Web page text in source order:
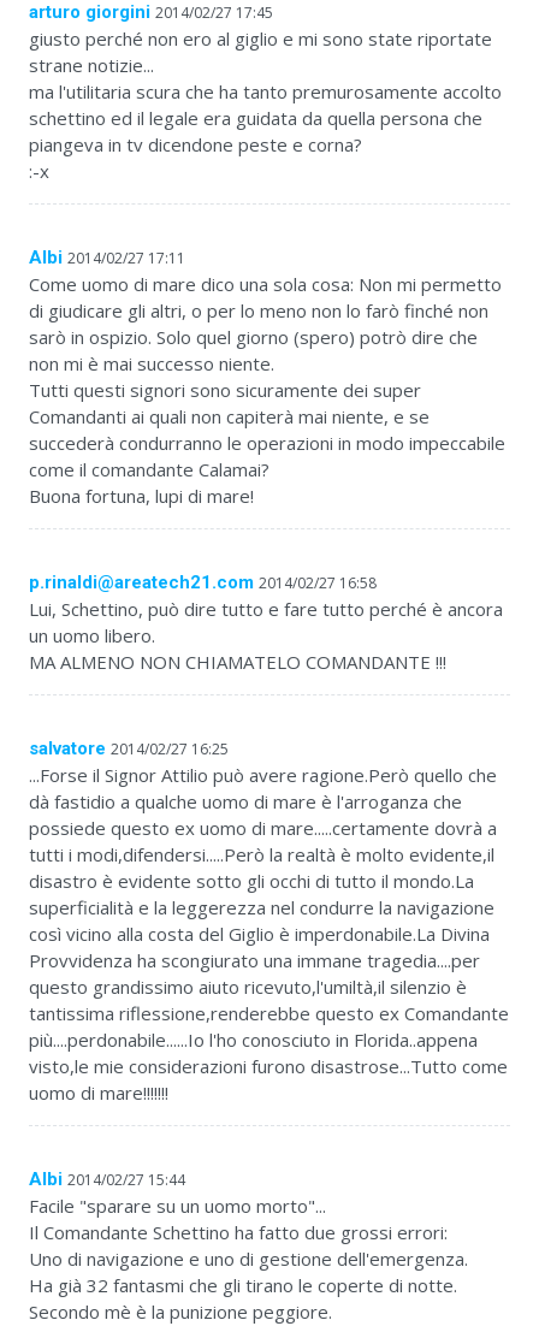
arturo giorgini 2014/02/27 17:45
giusto perché non ero al giglio e mi sono state riportate
strane notizie...
ma l'utilitaria scura che ha tanto premurosamente accolto
schettino ed il legale era guidata da quella persona che
piangeva in tv dicendone peste e corna?
:-x
Albi 2014/02/27 17:11
Come uomo di mare dico una sola cosa: Non mi permetto
di giudicare gli altri, o per lo meno non lo farò finché non
sarò in ospizio. Solo quel giorno (spero) potrò dire che
non mi è mai successo niente.
Tutti questi signori sono sicuramente dei super
Comandanti ai quali non capiterà mai niente, e se
succederà condurranno le operazioni in modo impeccabile
come il comandante Calamai?
Buona fortuna, lupi di mare!
p.rinaldi@areatech21.com 2014/02/27 16:58
Lui, Schettino, può dire tutto e fare tutto perché è ancora
un uomo libero.
MA ALMENO NON CHIAMATELO COMANDANTE !!!
salvatore 2014/02/27 16:25
...Forse il Signor Attilio può avere ragione.Però quello che
dà fastidio a qualche uomo di mare è l'arroganza che
possiede questo ex uomo di mare.....certamente dovrà a
tutti i modi,difendersi.....Però la realtà è molto evidente,il
disastro è evidente sotto gli occhi di tutto il mondo.La
superficialità e la leggerezza nel condurre la navigazione
così vicino alla costa del Giglio è imperdonabile.La Divina
Provvidenza ha scongiurato una immane tragedia....per
questo grandissimo aiuto ricevuto,l'umiltà,il silenzio è
tantissima riflessione,renderebbe questo ex Comandante
più....perdonabile......Io l'ho conosciuto in Florida..appena
visto,le mie considerazioni furono disastrose...Tutto come
uomo di mare!!!!!!!
Albi 2014/02/27 15:44
Facile "sparare su un uomo morto"...
Il Comandante Schettino ha fatto due grossi errori:
Uno di navigazione e uno di gestione dell'emergenza.
Ha già 32 fantasmi che gli tirano le coperte di notte.
Secondo mè è la punizione peggiore.